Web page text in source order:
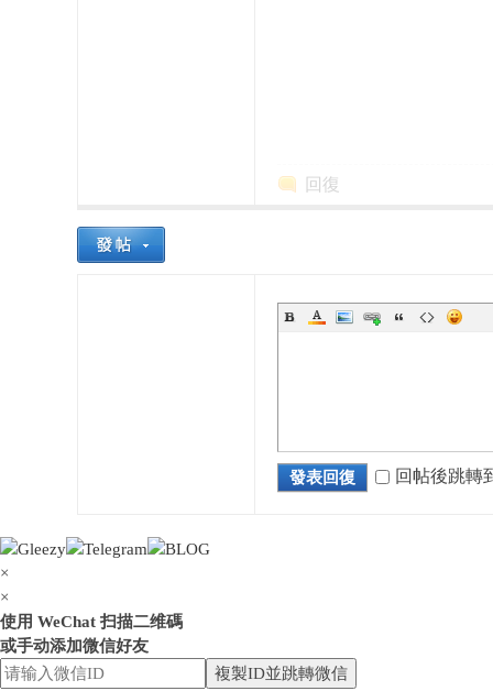
奈
回復
發表回復 回帖後跳轉
×
×
使用 WeChat 扫描二维碼
或手动添加微信好友
複製ID並跳轉微信